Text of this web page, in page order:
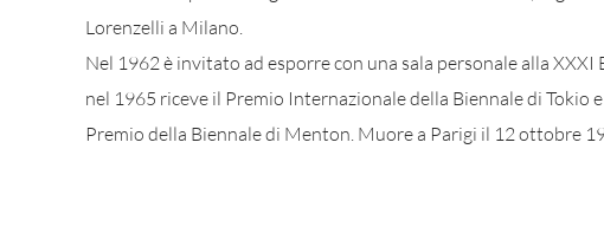
Lorenzelli a Milano.
Nel 1962 è invitato ad esporre con una sala personale alla XXXI
nel 1965 riceve il Premio Internazionale della Biennale di Tokio
Premio della Biennale di Menton. Muore a Parigi il 12 ottobre